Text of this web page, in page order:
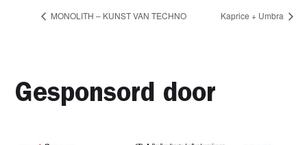
MONOLITH – KUNST VAN TECHNO Kaprice + Umbra
Gesponsord door